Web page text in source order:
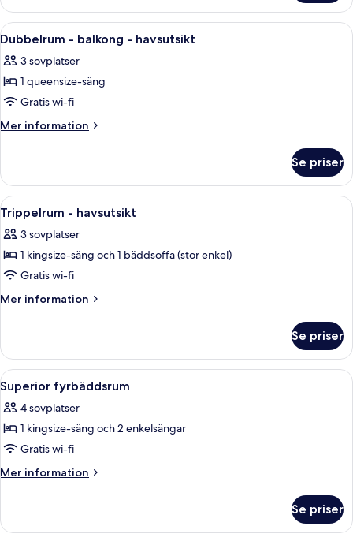
dubbelrum
Öppna
alla
foton
för
Dubbelrum
-
havsutsikt
Ett sovrum med en stor säng, ett
9
Dubbelrum - balkong - havsutsikt
3 sovplatser
1 queensize-säng
Gratis wi-fi
Mer information
Mer
-
balkong
-
havsutsikt
Se priser
Öppna
alla
foton
för
Trippelrum
-
Ett hotellrum med en säng, ett
6
Trippelrum - havsutsikt
3 sovplatser
1 kingsize-säng och 1 bäddsoffa (stor enkel)
Gratis wi-fi
Mer information
Mer
-
havsutsikt
Se priser
Öppna
alla
foton
för
Superior
fyrbäddsrum
En snyggt bäddad säng med en
8
Superior fyrbäddsrum
4 sovplatser
1 kingsize-säng och 2 enkelsängar
Gratis wi-fi
Mer information
Mer
fyrbäddsrum
Se priser